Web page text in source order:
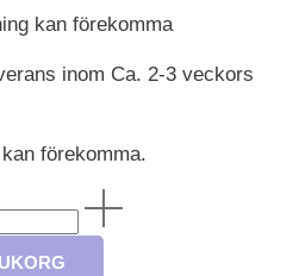
kan förekomma
inom Ca. 2-3 veckors
förekomma.